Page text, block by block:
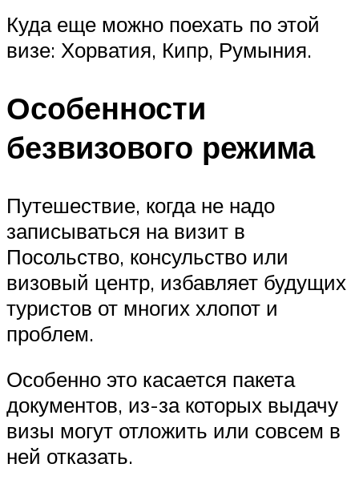
Куда еще можно поехать по этой
визе: Хорватия, Кипр, Румыния.
Особенности
безвизового режима
Путешествие, когда не надо
записываться на визит в
Посольство, консульство или
визовый центр, избавляет будущих
туристов от многих хлопот и
проблем.
Особенно это касается пакета
документов, из-за которых выдачу
визы могут отложить или совсем в
ней отказать.